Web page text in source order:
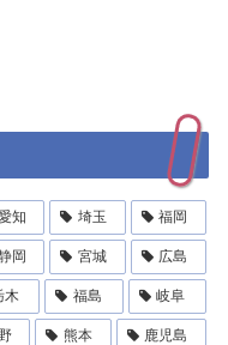
知 埼玉 福岡
岡 宮城 広島
木 福島 岐阜
熊本 鹿児島